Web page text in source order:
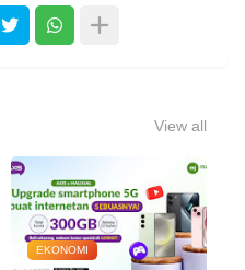
View all
EKONOMI